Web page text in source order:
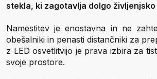
stekla, ki zagotavlja dolgo
Namestitev je enostavna in ne
obešalniki in penasti distančniki za
z LED osvetlitvijo je prava izbira za
svoje prostore.